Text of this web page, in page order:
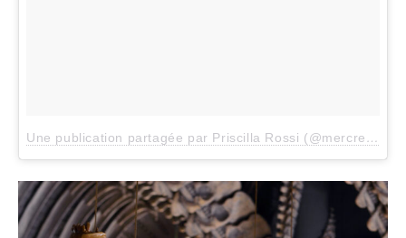
Une publication partagée par Priscilla Rossi (@mercredieblog)